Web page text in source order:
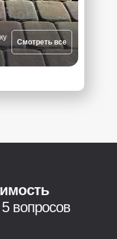
Смотреть все
вопросов